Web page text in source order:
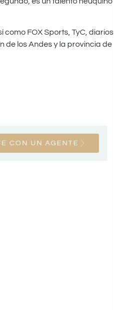
FOX Sports, TyC, diarios
de los Andes y la provincia de
CON UN AGENTE